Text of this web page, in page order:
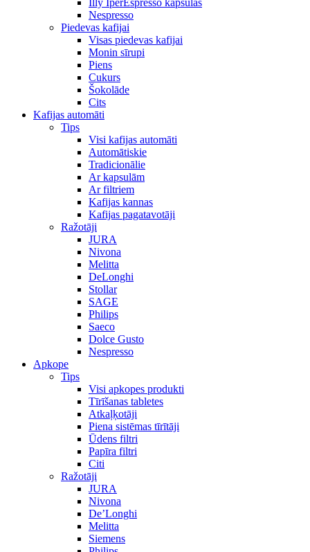
Illy IperEspresso kapsulas
Nespresso
Piedevas kafijai
Visas piedevas kafijai
Monin sīrupi
Piens
Cukurs
Šokolāde
Cits
Kafijas automāti
Tips
Visi kafijas automāti
Automātiskie
Tradicionālie
Ar kapsulām
Ar filtriem
Kafijas kannas
Kafijas pagatavotāji
Ražotāji
JURA
Nivona
Melitta
DeLonghi
Stollar
SAGE
Philips
Saeco
Dolce Gusto
Nespresso
Apkope
Tips
Visi apkopes produkti
Tīrīšanas tabletes
Atkaļķotāji
Piena sistēmas tīrītāji
Ūdens filtri
Papīra filtri
Citi
Ražotāji
JURA
Nivona
De’Longhi
Melitta
Siemens